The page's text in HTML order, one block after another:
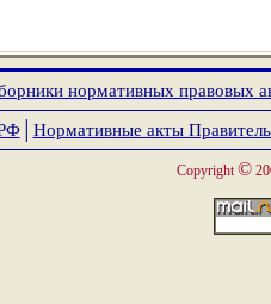
нормативных правовых
│ Нормативные акты
Copyright ©